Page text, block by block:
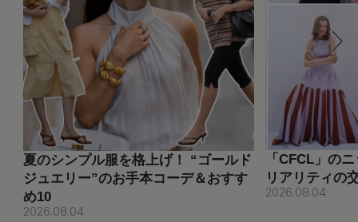
夏のシンプル服を格上げ！ “ゴールド
ジュエリー”のお手本コーデ＆おすす
め10
2026.08.04
「CFCL」の
リアリティの
2026.08.04